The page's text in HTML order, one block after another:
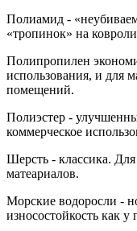
Полиамид -
«тропинок» на
Полипропилен
использования, и для
помещений.
Полиэстер -
коммерческое
Шерсть - классика.
матеариалов.
Морские водоросли -
износостойкость как у